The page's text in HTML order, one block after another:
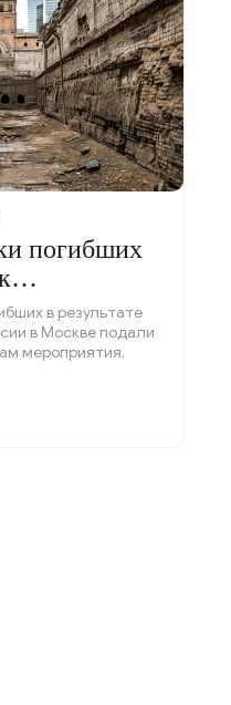
погибших
экскурсии.
в результате
в Москве подали
мероприятия.